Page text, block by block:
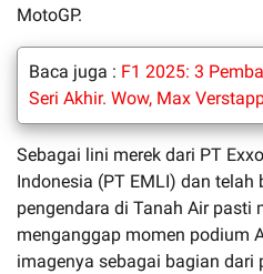
MotoGP.
Baca juga : F1 2025: 3
Seri Akhir. Wow, Max
Sebagai lini merek dari PT
Indonesia (PT EMLI) dan
pengendara di Tanah Air pasti
menganggap momen podium
imagenya sebagai bagian dari